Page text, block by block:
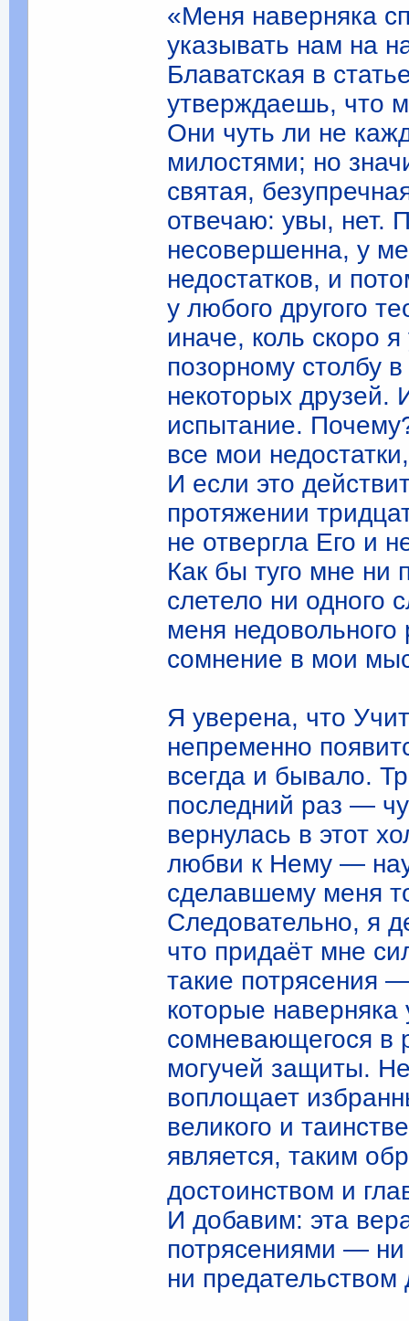
«Меня наверняка
указывать нам на
Блаватская в
утверждаешь, что
Они чуть ли не
милостями; но
святая,
отвечаю: увы, нет.
несовершенна, у
недостатков, и
у любого другого
иначе, коль скоро
позорному столбу
некоторых друзей.
испытание.
все мои
И если это
протяжении
не отвергла Его и
Как бы туго мне ни
слетело ни одного
меня недовольного
сомнение в мои
Я уверена, что
непременно
всегда и бывало.
последний раз —
вернулась в этот
любви к Нему —
сделавшему меня
Следовательно, я
что придаёт мне
такие потрясения
которые
сомневающегося в
могучей защиты.
воплощает
великого и
является, таким
достоинством и
И добавим: эта
потрясениями — ни
ни предательством